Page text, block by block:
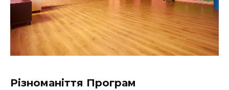
Різноманіття Програм